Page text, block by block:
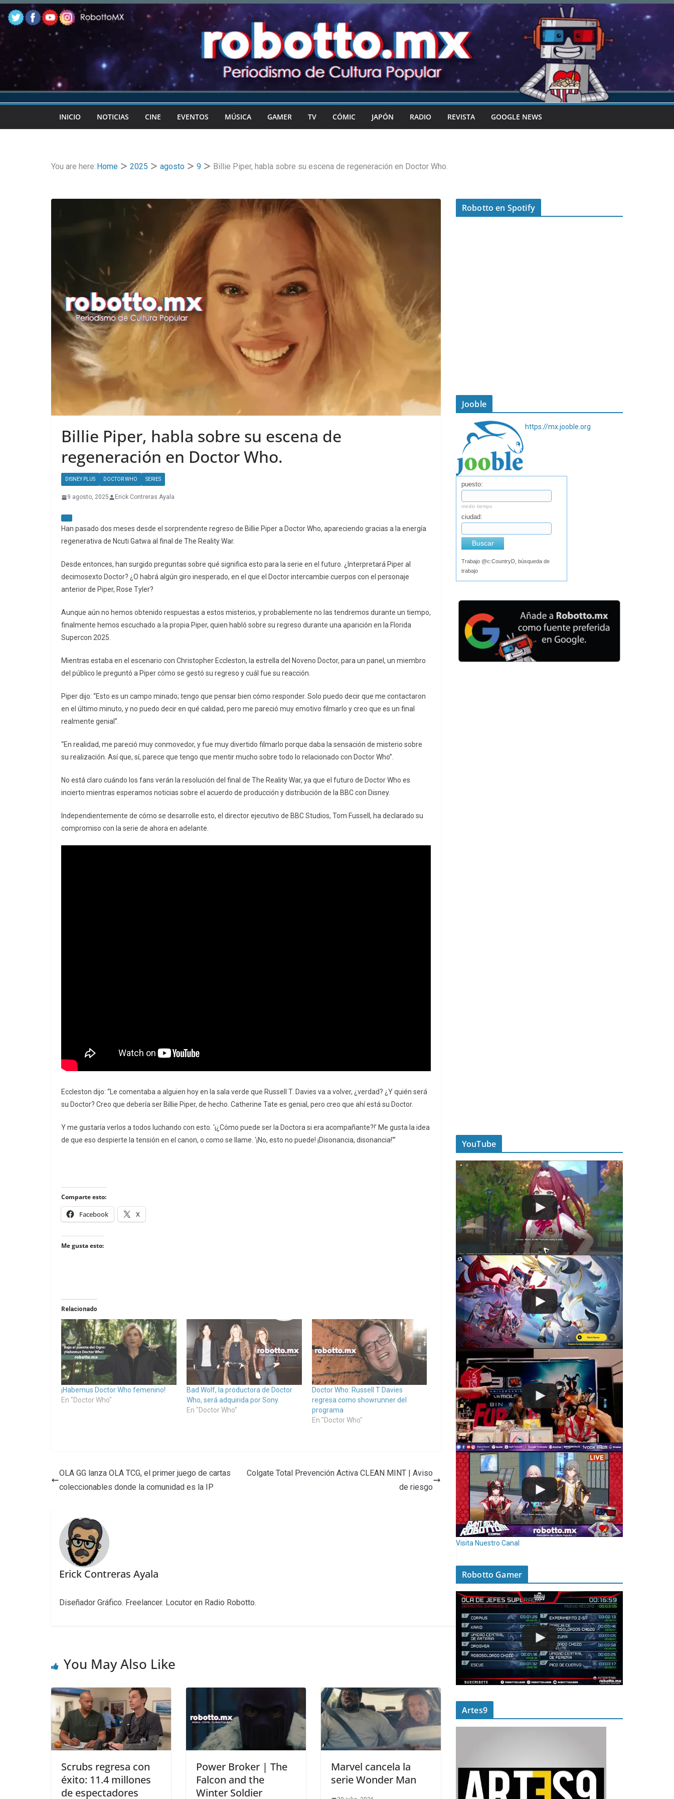
Skip
to
content
INICIO NOTICIAS CINE EVENTOS MÚSICA GAMER TV CÓMIC JAPÓN RADIO REVISTA GOOGLE NEWS
You are here: Home 2025 agosto 9 Billie Piper, habla sobre su escena de regeneración en Doctor Who.
Billie Piper, habla sobre su escena de
regeneración en Doctor Who.
DISNEY PLUS DOCTOR WHO SERIES
9 agosto, 2025 Erick Contreras Ayala
Han pasado dos meses desde el sorprendente regreso de Billie Piper a Doctor Who, apareciendo gracias a la energía
regenerativa de Ncuti Gatwa al final de The Reality War.
Desde entonces, han surgido preguntas sobre qué significa esto para la serie en el futuro. ¿Interpretará Piper al
decimosexto Doctor? ¿O habrá algún giro inesperado, en el que el Doctor intercambie cuerpos con el personaje
anterior de Piper, Rose Tyler?
Aunque aún no hemos obtenido respuestas a estos misterios, y probablemente no las tendremos durante un tiempo,
finalmente hemos escuchado a la propia Piper, quien habló sobre su regreso durante una aparición en la Florida
Supercon 2025.
Mientras estaba en el escenario con Christopher Eccleston, la estrella del Noveno Doctor, para un panel, un miembro
del público le preguntó a Piper cómo se gestó su regreso y cuál fue su reacción.
Piper dijo: “Esto es un campo minado; tengo que pensar bien cómo responder. Solo puedo decir que me contactaron
en el último minuto, y no puedo decir en qué calidad, pero me pareció muy emotivo filmarlo y creo que es un final
realmente genial”.
“En realidad, me pareció muy conmovedor, y fue muy divertido filmarlo porque daba la sensación de misterio sobre
su realización. Así que, sí, parece que tengo que mentir mucho sobre todo lo relacionado con Doctor Who”.
No está claro cuándo los fans verán la resolución del final de The Reality War, ya que el futuro de Doctor Who es
incierto mientras esperamos noticias sobre el acuerdo de producción y distribución de la BBC con Disney.
Independientemente de cómo se desarrolle esto, el director ejecutivo de BBC Studios, Tom Fussell, ha declarado su
compromiso con la serie de ahora en adelante.
Eccleston dijo: “Le comentaba a alguien hoy en la sala verde que Russell T. Davies va a volver, ¿verdad? ¿Y quién será
su Doctor? Creo que debería ser Billie Piper, de hecho. Catherine Tate es genial, pero creo que ahí está su Doctor.
Y me gustaría verlos a todos luchando con esto. ‘¡¿Cómo puede ser la Doctora si era acompañante?!’ Me gusta la idea
de que eso despierte la tensión en el canon, o como se llame. ‘¡No, esto no puede! ¡Disonancia, disonancia!'”
Comparte esto:
Facebook X
Me gusta esto:
Relacionado
¡Habemus Doctor Who femenino!
En "Doctor Who"
Bad Wolf, la productora de Doctor
Who, será adquirida por Sony.
En "Doctor Who"
Doctor Who: Russell T Davies
regresa como showrunner del
programa
En "Doctor Who"
OLA GG lanza OLA TCG, el primer juego de cartas
coleccionables donde la comunidad es la IP
Colgate Total Prevención Activa CLEAN MINT | Aviso
de riesgo
Erick Contreras Ayala
Diseñador Gráfico. Freelancer. Locutor en Radio Robotto.
You May Also Like
Scrubs regresa con
éxito: 11.4 millones
de espectadores
Power Broker | The
Falcon and the
Winter Soldier
Marvel cancela la
serie Wonder Man
Robotto en Spotify
Jooble
https://mx.jooble.org
puesto:
medio tiempo
ciudad:
Buscar
Trabajo @c:CountryD, búsqueda de
trabajo
YouTube
Visita Nuestro Canal
Robotto Gamer
Artes9